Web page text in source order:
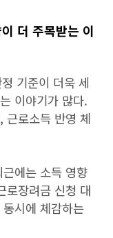
더 주목받는 이
기준이 더욱 세
이야기가 많다.
근로소득 반영 체
에는 소득 영향
로장려금 신청 대
시에 체감하는